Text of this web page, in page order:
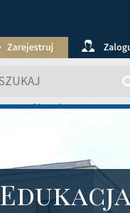
wyszukiwanie